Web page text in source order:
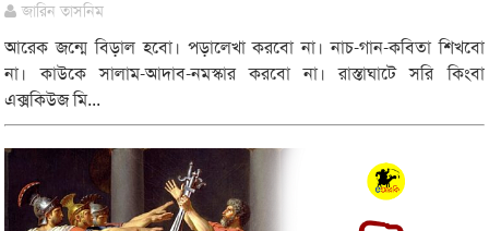
জারিন তাসনিম
আরেক জন্মে বিড়াল হবো। পড়ালেখা করবো না। নাচ-গান-কবিতা শিখবো
না। কাউকে সালাম-আদাব-নমস্কার করবো না। রাস্তাঘাটে সরি কিংবা
এক্সকিউজ মি...